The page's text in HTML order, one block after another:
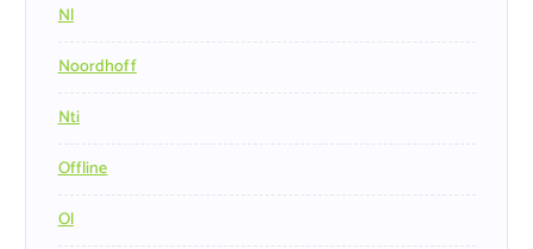
Nl
Noordhoff
Nti
Offline
Ol